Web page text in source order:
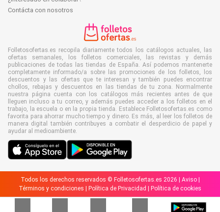
Contácta con nosotros
Folletosofertas.es recopila diariamente todos los catálogos actuales, las
ofertas semanales, los folletos comerciales, las revistas y demás
publicaciones de todas las tiendas de España. Así podemos mantenerte
completamente informado/a sobre las promociones de los folletos, los
descuentos y las ofertas que te interesan y también puedes encontrar
chollos, rebajas y descuentos en las tiendas de tu zona. Normalmente
nuestra página cuenta con los catálogos más recientes antes de que
lleguen incluso a tu correo, y además puedes acceder a los folletos en el
trabajo, la escuela o en la propia tienda. Establece Folletosofertas.es como
favorita para ahorrar mucho tiempo y dinero. Es más, al leer los folletos de
manera digital también contribuyes a combatir el desperdicio de papel y
ayudar al medioambiente.
Todos los derechos reservados © Folletosofertas.es 2026 | Aviso|
Términos y condiciones | Política de Privacidad | Política de cookies